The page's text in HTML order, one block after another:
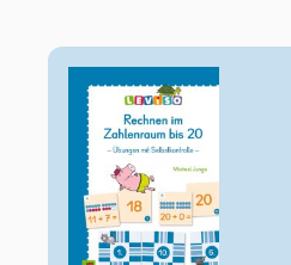
Rechnen im